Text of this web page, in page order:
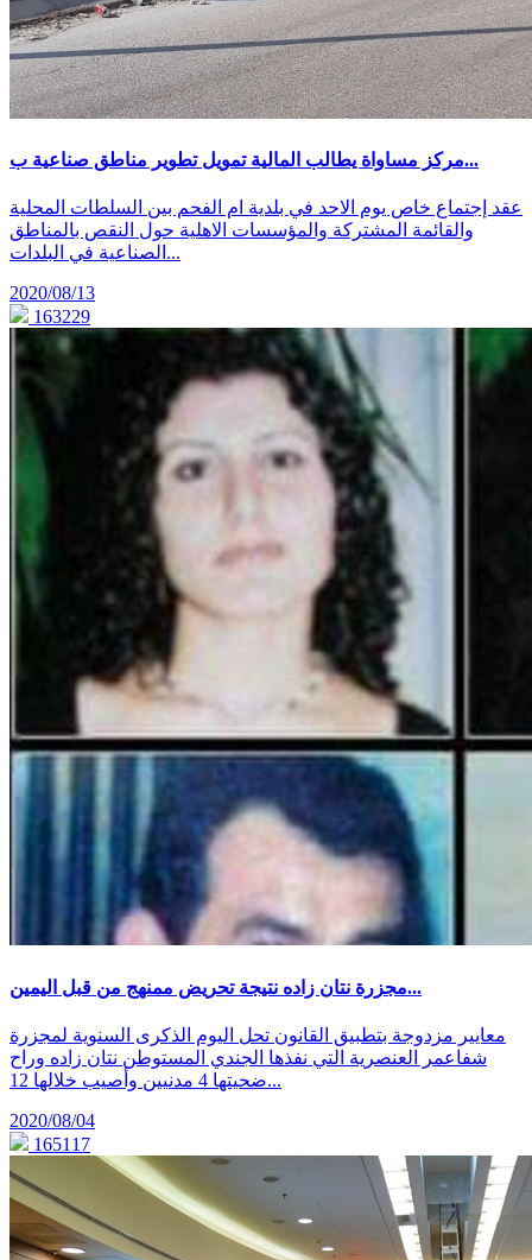
مركز مساواة يطالب المالية تمويل تطوير مناطق صناعية ب...
عقد إجتماع خاص يوم الاحد في بلدية ام الفحم بين السلطات المحلية
والقائمة المشتركة والمؤسسات الاهلية حول النقص بالمناطق
الصناعية في البلدات...
2020/08/13
163229
مجزرة نتان زاده نتيجة تحريض ممنهج من قبل اليمين...
معايير مزدوجة بتطبيق القانون تحل اليوم الذكرى السنوية لمجزرة
شفاعمر العنصرية التي نفذها الجندي المستوطن نتان زاده وراح
ضحيتها 4 مدنيين وأصيب خلالها 12...
2020/08/04
165117